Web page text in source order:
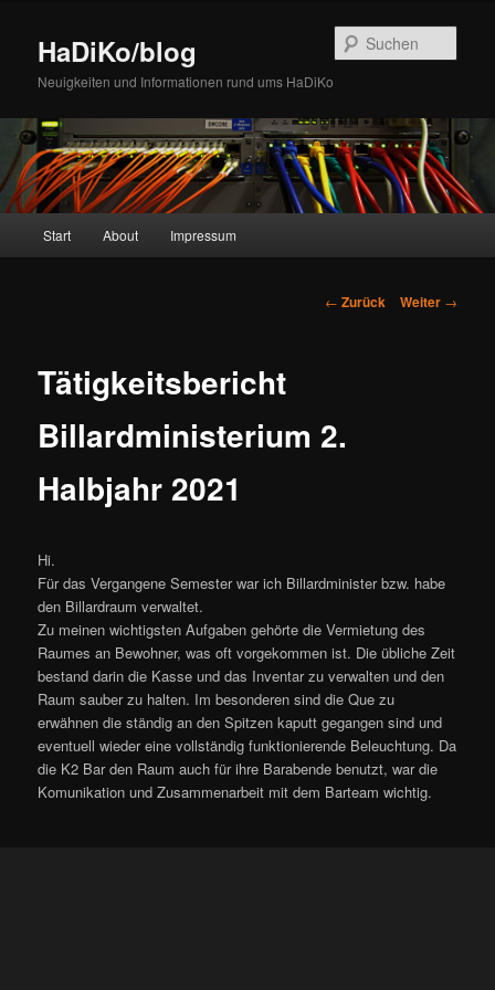
wechselnHaDiKo/blog
Neuigkeiten und Informationen rund ums HaDiKo
Start About Impressum
Beitrags-
← Zurück Weiter →
Tätigkeitsbericht
Billardministerium 2.
Halbjahr 2021
Hi.
Für das Vergangene Semester war ich Billardminister bzw. habe
den Billardraum verwaltet.
Zu meinen wichtigsten Aufgaben gehörte die Vermietung des
Raumes an Bewohner, was oft vorgekommen ist. Die übliche Zeit
bestand darin die Kasse und das Inventar zu verwalten und den
Raum sauber zu halten. Im besonderen sind die Que zu
erwähnen die ständig an den Spitzen kaputt gegangen sind und
eventuell wieder eine vollständig funktionierende Beleuchtung. Da
die K2 Bar den Raum auch für ihre Barabende benutzt, war die
Komunikation und Zusammenarbeit mit dem Barteam wichtig.